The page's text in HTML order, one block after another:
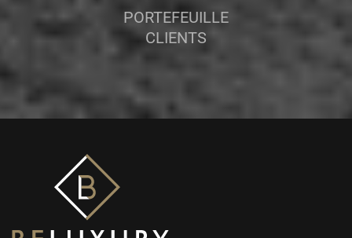
PORTEFEUILLE
CLIENTS